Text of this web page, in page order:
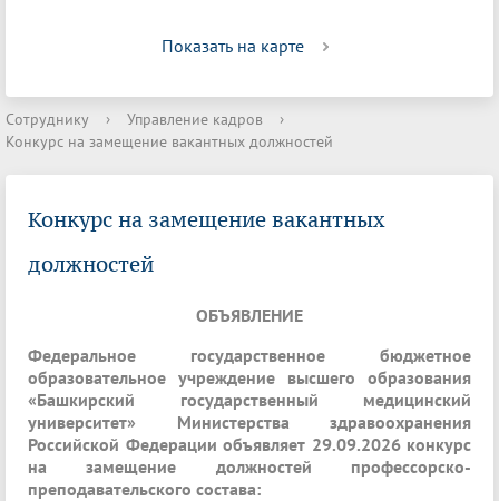
Показать на карте
Сотруднику › Управление кадров
›
Конкурс на замещение вакантных должностей
Конкурс на замещение вакантных
должностей
ОБЪЯВЛЕНИЕ
Федеральное государственное бюджетное
образовательное учреждение высшего образования
«Башкирский государственный медицинский
университет» Министерства здравоохранения
Российской Федерации объявляет 29.09.2026 конкурс
на замещение должностей профессорско-
преподавательского состава: